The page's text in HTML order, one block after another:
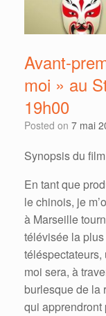
Avant-
moi » au
19h00
Posted on 7 mai
Synopsis du film
En tant que
le chinois, je
à Marseille
télévisée la
moi sera, à
burlesque de la
qui apprendront